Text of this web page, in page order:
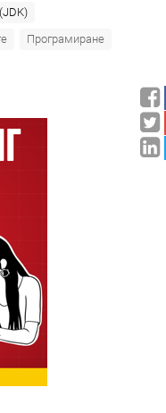
Програмиране